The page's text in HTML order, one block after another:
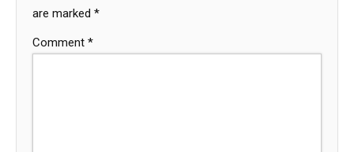
are marked *
Comment *